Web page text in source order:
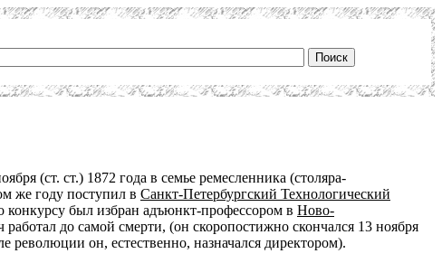
(ст. ст.) 1872 года в семье ремесленника (столяра-
же году поступил в Санкт-Петербургский Технологический
был избран адъюнкт-профессором в Ново-
до самой смерти, (он скоропостижно скончался 13 ноября
революции он, естественно, назначался директором).